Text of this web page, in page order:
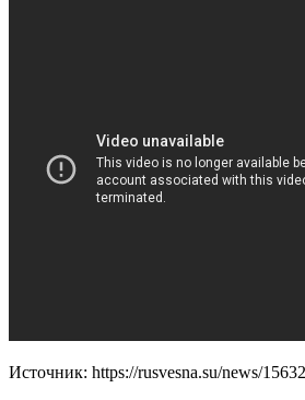
Источник: https://rusvesna.su/news/